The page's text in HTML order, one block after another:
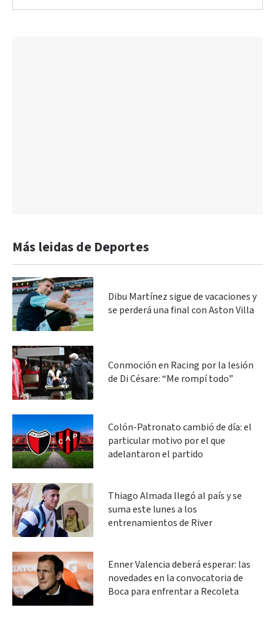
Más leidas de Deportes
Dibu Martínez sigue de vacaciones y
se perderá una final con Aston Villa
Conmoción en Racing por la lesión
de Di Césare: “Me rompí todo”
Colón-Patronato cambió de día: el
particular motivo por el que
adelantaron el partido
Thiago Almada llegó al país y se
suma este lunes a los
entrenamientos de River
Enner Valencia deberá esperar: las
novedades en la convocatoria de
Boca para enfrentar a Recoleta